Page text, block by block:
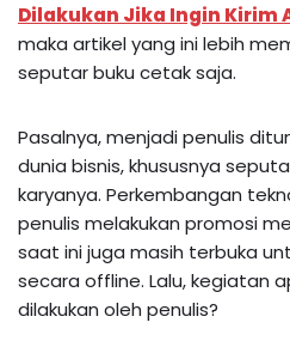
Dilakukan Jika Ingin Kirim
maka artikel yang ini lebih
seputar buku cetak saja.
Pasalnya, menjadi penulis
dunia bisnis, khususnya
karyanya. Perkembangan
penulis melakukan promosi
saat ini juga masih terbuka
secara offline. Lalu, kegiatan
dilakukan oleh penulis?